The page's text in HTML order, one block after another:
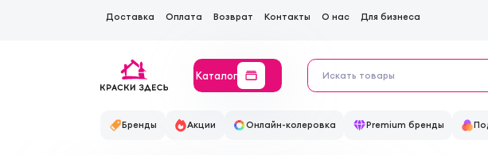
Доставка Оплата Возврат Контакты О нас Для бизнеса
Каталог
Бренды Акции Онлайн-колеровка Premium бренды